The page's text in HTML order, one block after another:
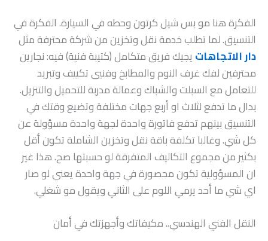
الفكرة هنا مو بس شيل كرتون وحطه في السيارة. الفكرة في
التنسيق. لما تطلب خدمة نقل وتخزين من شركة محترفة مثل
دار الاتجاهاتيجيك فريق متكامل (كتيبة فنية) فيه: نجارين
محترفين لفك غرف النوم والمطابخ وفنيي تكييف وتبريد
للتعامل مع السبلت والشباك وعمالة مدربة للتحميل والتنزيل.
بدال ما تدفع لثلاث او أربع جهات مختلفة وتضيع وقتك في
التنسيق بينهم تدفع فاتورة واحدة لجهة واحدة مسؤولة عن
كل شي. وغالبا تكلفة باقة نقل وتخزين الشاملة تكون أقل
بكثير من مجموع التكاليف المتفرقة لو حسبتها صح. هذا غير
ان المسؤولية تكون محصورة في جهة واحدة يعني لو صار
اي شي ما أحد يرمي اللوم على الثاني ويقول مو شغلي.
النقل الفني الهندسي.. مكيفاتك وأجهزتك في أمان